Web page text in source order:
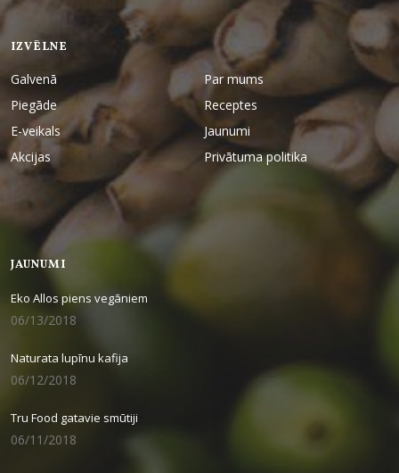
IZVĒLNE
Galvenā
Par mums
Piegāde
Receptes
E-veikals
Jaunumi
Akcijas
Privātuma politika
JAUNUMI
Eko Allos piens vegāniem
06/13/2018
Naturata lupīnu kafija
06/12/2018
Tru Food gatavie smūtiji
06/11/2018